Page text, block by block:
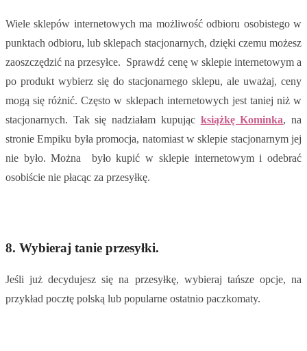
Wiele sklepów internetowych ma możliwość odbioru osobistego w
punktach odbioru, lub sklepach stacjonarnych, dzięki czemu możesz
zaoszczędzić na przesyłce. Sprawdź cenę w sklepie internetowym a
po produkt wybierz się do stacjonarnego sklepu, ale uważaj, ceny
mogą się różnić. Często w sklepach internetowych jest taniej niż w
stacjonarnych. Tak się nadziałam kupując książkę Kominka, na
stronie Empiku była promocja, natomiast w sklepie stacjonarnym jej
nie było. Można było kupić w sklepie internetowym i odebrać
osobiście nie płacąc za przesyłkę.
8. Wybieraj tanie przesyłki.
Jeśli już decydujesz się na przesyłkę, wybieraj tańsze opcje, na
przykład pocztę polską lub popularne ostatnio paczkomaty.